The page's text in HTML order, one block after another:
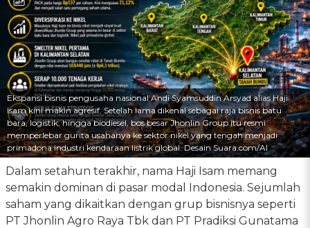
Ekspansi bisnis pengusaha nasional Andi Syamsuddin Arsyad alias Haji
Isam kini makin agresif. Setelah lama dikenal sebagai raja bisnis batu
bara, logistik, hingga biodiesel, bos besar Jhonlin Group itu resmi
memperlebar gurita usahanya ke sektor nikel yang tengah menjadi
primadona industri kendaraan listrik global. Desain Suara.com/AI
Dalam setahun terakhir, nama Haji Isam memang
semakin dominan di pasar modal Indonesia. Sejumlah
saham yang dikaitkan dengan grup bisnisnya seperti
PT Jhonlin Agro Raya Tbk dan PT Pradiksi Gunatama